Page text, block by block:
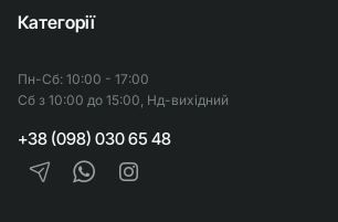
Категорії
Пн-Сб: 10:00 - 17:00
Сб з 10:00 до 15:00, Нд-вихідний
+38 (098) 030 65 48